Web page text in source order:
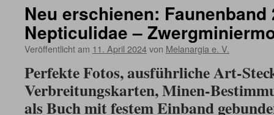
Neu erschienen: Faunenband
Nepticulidae –
Veröffentlicht am 11. April 2024von Melanargia e. V.
Perfekte Fotos, ausführliche Art-
Verbreitungskarten, Minen-
als Buch mit festem Einband